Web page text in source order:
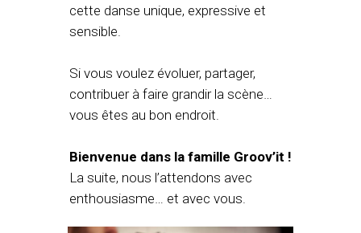
cette danse unique, expressive et
sensible.
Si vous voulez évoluer, partager,
contribuer à faire grandir la scène…
vous êtes au bon endroit.
Bienvenue dans la famille Groov’it !
La suite, nous l’attendons avec
enthousiasme… et avec vous.